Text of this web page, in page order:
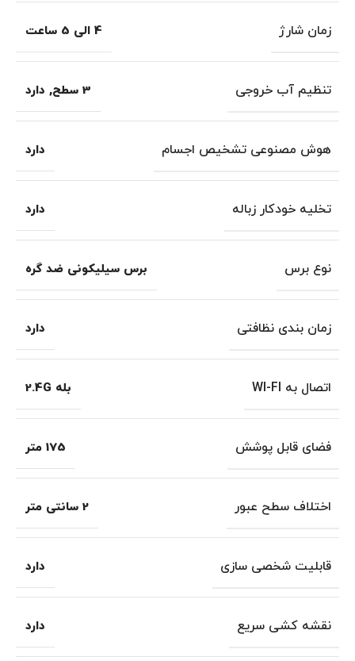
زمان شارژ 4 الی 5 ساعت
تنظیم آب خروجی 3 سطح , دارد
هوش مصنوعی تشخیص اجسام دارد
تخلیه خودکار زباله دارد
نوع برس برس سیلیکونی ضد گره
زمان بندی نظافتی دارد
اتصال به WI-FI بله 2.4G
فضای قابل پوشش 175 متر
اختلاف سطح عبور 2 سانتی متر
قابلیت شخصی سازی دارد
نقشه کشی سریع دارد